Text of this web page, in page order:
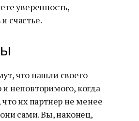
уверенность,
счастье.
что нашли своего
неповторимого, когда
их партнер не менее
сами. Вы, наконец,